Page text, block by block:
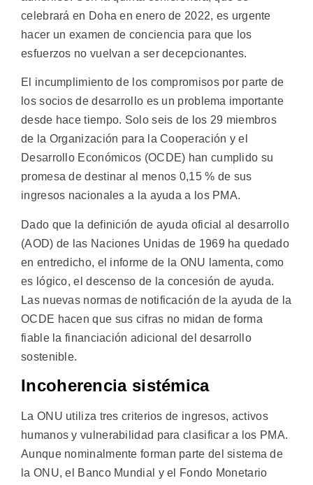
celebrará en Doha en enero de 2022, es urgente
hacer un examen de conciencia para que los
esfuerzos no vuelvan a ser decepcionantes.
El incumplimiento de los compromisos por parte de
los socios de desarrollo es un problema importante
desde hace tiempo. Solo seis de los 29 miembros
de la Organización para la Cooperación y el
Desarrollo Económicos (OCDE) han cumplido su
promesa de destinar al menos 0,15 % de sus
ingresos nacionales a la ayuda a los PMA.
Dado que la definición de ayuda oficial al desarrollo
(AOD) de las Naciones Unidas de 1969 ha quedado
en entredicho, el informe de la ONU lamenta, como
es lógico, el descenso de la concesión de ayuda.
Las nuevas normas de notificación de la ayuda de la
OCDE hacen que sus cifras no midan de forma
fiable la financiación adicional del desarrollo
sostenible.
Incoherencia sistémica
La ONU utiliza tres criterios de ingresos, activos
humanos y vulnerabilidad para clasificar a los PMA.
Aunque nominalmente forman parte del sistema de
la ONU, el Banco Mundial y el Fondo Monetario